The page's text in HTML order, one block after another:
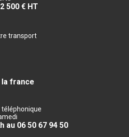
SÉRIE UOC
700 ÉLECTRIQUE
500 € HT
transport
france
au 06 50 67 94 50